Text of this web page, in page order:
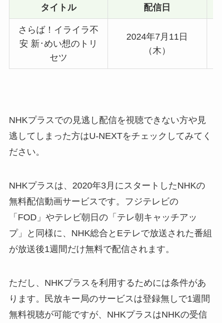
タイトル 配信日
さらば！イライラ不
安 新･めい想のトリ
セツ
2024年7月11日
（木）
NHKプラスでの見逃し配信を視聴できない方や見
逃してしまった方はU-NEXTをチェックしてみてく
ださい。
NHKプラスは、2020年3月にスタートしたNHKの
無料配信動画サービスです。フジテレビの
「FOD」やテレビ朝日の「テレ朝キャッチアッ
プ」と同様に、NHK総合とEテレで放送された番組
が放送後1週間だけ無料で配信されます。
ただし、NHKプラスを利用するためには条件があ
ります。民放キー局のサービスは登録無しで1週間
無料視聴が可能ですが、NHKプラスはNHKの受信